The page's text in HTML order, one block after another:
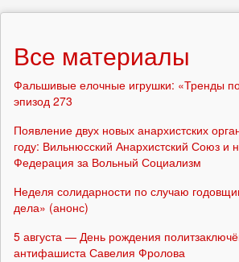
Все материалы
Фальшивые елочные игрушки: «Тренды
эпизод 273
Появление двух новых анархистских
году: Вильнюсский Анархистский Союз и
Федерация за Вольный Социализм
Неделя солидарности по случаю
дела» (анонс)
5 августа — День рождения
антифашиста Савелия Фролова